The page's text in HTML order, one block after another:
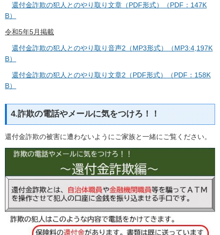
還付金詐欺の犯人とのやり取り文章（PDF形式）（PDF：147K
B）
令和5年5月掲載
還付金詐欺の犯人とのやり取り音声2（MP3形式）（MP3:4,197K
B）
還付金詐欺の犯人とのやり取り文章2（PDF形式）（PDF：158K
B）
4.詐欺の電話やメールに気をつけろ！！
還付金詐欺の被害に遭わないようにご家族と一緒にご覧ください。